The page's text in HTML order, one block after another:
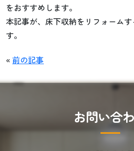
をおすすめします。
本記事が、床下収納をリフォーム
す。
« 前の記事
お問い合わ